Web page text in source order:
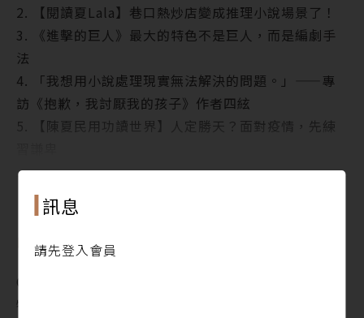
訊息
請先登入會員
2. 【閱讀夏Lala】巷口熱炒店變成推理小說場景了！
3. 《進擊的巨人》最大的特色不是巨人，而是編劇手
法
4. 「我想用小說處理現實無法解決的問題。」——專
訪《抱歉，我討厭我的孩子》作者四絃
5. 【陳夏民用功讀世界】人定勝天？面對疫情，先練
犢人物 ‧ People
1. 「炒股就是不事生產啊，我承認。」——專訪「股
癌」謝孟恭
1. 在家工作最重要的是符合人性，照顧自己的真實需
求
2. 在家上班，時間管理成課題，加班費又該怎麼算？
目錄
Contents
犢新聞 ‧ Indepth News